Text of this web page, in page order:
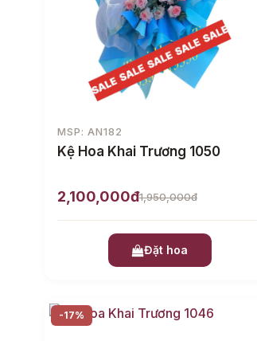
MSP: AN182
Kệ Hoa Khai Trương 1050
2,100,000đ1,950,000đ
Đặt hoa
-17%